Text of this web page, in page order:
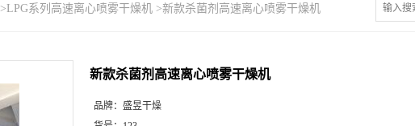
>LPG系列高速离心喷雾干燥机 >新款杀菌剂高速离心喷雾干燥机
新款杀菌剂高速离心喷雾干燥机
品牌： 盛昱干燥